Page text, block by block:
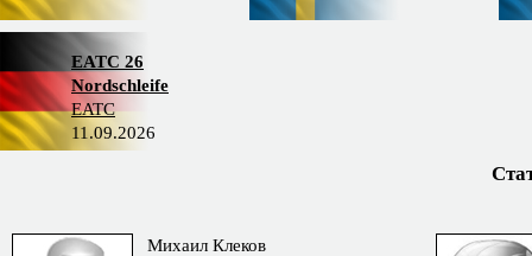
EATC 26
Nordschleife
EATC
11.09.2026
Михаил Клеков